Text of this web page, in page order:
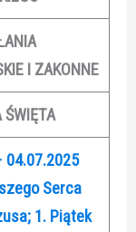
I ZAKONNE
ŚWIĘTA
04.07.2025
Serca
1. Piątek